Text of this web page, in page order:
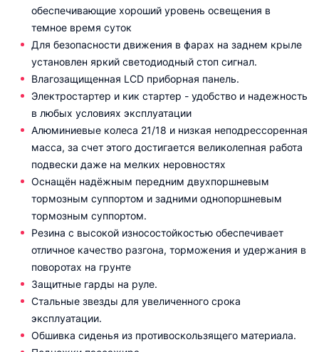
обеспечивающие хороший уровень освещения в
темное время суток
Для безопасности движения в фарах на заднем крыле
установлен яркий светодиодный стоп сигнал.
Влагозащищенная LCD приборная панель.
Электростартер и кик стартер - удобство и надежность
в любых условиях эксплуатации
Алюминиевые колеса 21/18 и низкая неподрессоренная
масса, за счет этого достигается великолепная работа
подвески даже на мелких неровностях
Оснащён надёжным передним двухпоршневым
тормозным суппортом и задними однопоршневым
тормозным суппортом.
Резина с высокой износостойкостью обеспечивает
отличное качество разгона, торможения и удержания в
поворотах на грунте
Защитные гарды на руле.
Стальные звезды для увеличенного срока
эксплуатации.
Обшивка сиденья из противоскользящего материала.